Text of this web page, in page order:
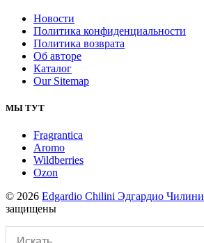
Новости
Политика конфиденциальности
Политика возврата
Об авторе
Каталог
Our Sitemap
МЫ ТУТ
Fragrantica
Aromo
Wildberries
Ozon
© 2026 Edgardio Chilini Эдгардио Чилини
защищены